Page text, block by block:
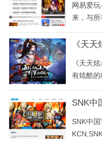
以支付
网易爱
来，与所
《天
《天天
有炫酷的
屏大招，
多种好
甲击溃敌
SNK中
SNK中